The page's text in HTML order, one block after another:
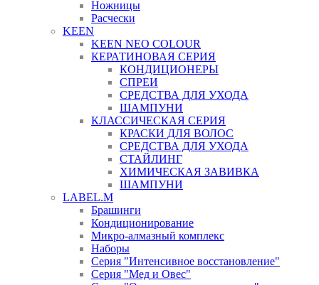
Ножницы
Расчески
KEEN
KEEN NEO COLOUR
КЕРАТИНОВАЯ СЕРИЯ
КОНДИЦИОНЕРЫ
СПРЕИ
СРЕДСТВА ДЛЯ УХОДА
ШАМПУНИ
КЛАССИЧЕСКАЯ СЕРИЯ
КРАСКИ ДЛЯ ВОЛОС
СРЕДСТВА ДЛЯ УХОДА
СТАЙЛИНГ
ХИМИЧЕСКАЯ ЗАВИВКА
ШАМПУНИ
LABEL.M
Брашинги
Кондиционирование
Микро-алмазный комплекс
Наборы
Серия "Интенсивное восстановление"
Серия "Мед и Овес"